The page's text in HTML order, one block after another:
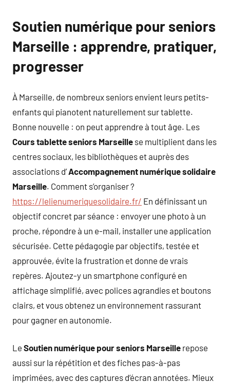
Soutien numérique pour seniors
Marseille : apprendre, pratiquer,
progresser
À Marseille, de nombreux seniors envient leurs petits-
enfants qui pianotent naturellement sur tablette.
Bonne nouvelle : on peut apprendre à tout âge. Les
Cours tablette seniors Marseille se multiplient dans les
centres sociaux, les bibliothèques et auprès des
associations d’Accompagnement numérique solidaire
Marseille. Comment s’organiser ?
https://lelienumeriquesolidaire.fr/ En définissant un
objectif concret par séance : envoyer une photo à un
proche, répondre à un e-mail, installer une application
sécurisée. Cette pédagogie par objectifs, testée et
approuvée, évite la frustration et donne de vrais
repères. Ajoutez-y un smartphone configuré en
affichage simplifié, avec polices agrandies et boutons
clairs, et vous obtenez un environnement rassurant
pour gagner en autonomie.
Le Soutien numérique pour seniors Marseille repose
aussi sur la répétition et des fiches pas-à-pas
imprimées, avec des captures d’écran annotées. Mieux